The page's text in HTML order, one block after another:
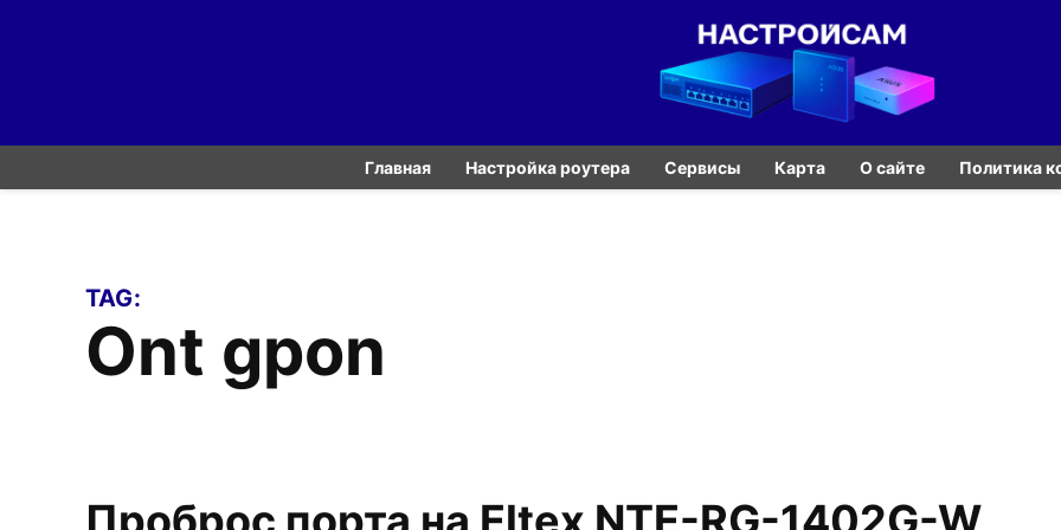
Главная Настройка роутера Сервисы Карта О сайте Политика
TAG:
ont gpon